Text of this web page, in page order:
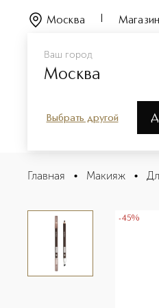
Ваш город
Москва
Выбрать другой
Москва
MULTIPLAY Карандаш
Описание
Главная • Макияж •
-45%